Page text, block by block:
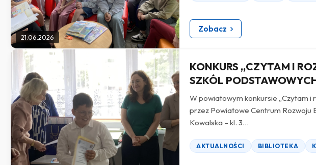
21.06.2026
Zobacz
KONKURS „CZYTAM I
SZKÓL
W powiatowym konkursie „Czytam i
przez Powiatowe Centrum Rozwoju
Kowalska – kl. 3...
AKTUALNOŚCI BIBLIOTEKA